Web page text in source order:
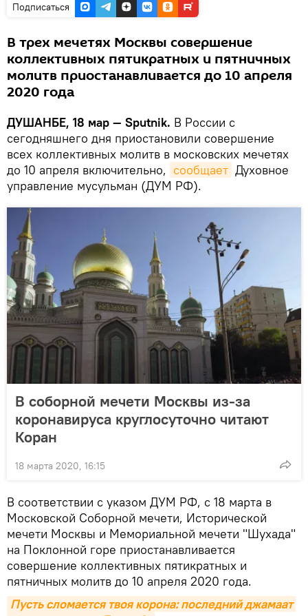
Подписаться
В трех мечетях Москвы совершение
коллективных пятикратных и пятничных
молитв приостанавливается до 10 апреля
2020 года
ДУШАНБЕ, 18 мар — Sputnik. В России с
сегодняшнего дня приостановили совершение
всех коллективных молитв в московских мечетях
до 10 апреля включительно, сообщает Духовное
управление мусульман (ДУМ РФ).
В соборной мечети Москвы из-за
коронавируса круглосуточно читают
Коран
18 марта 2020, 16:15
В соответствии с указом ДУМ РФ, с 18 марта в
Московской Соборной мечети, Исторической
мечети Москвы и Мемориальной мечети "Шухада"
на Поклонной горе приостанавливается
совершение коллективных пятикратных и
пятничных молитв до 10 апреля 2020 года.
Пусть сломается твоя корона: последний джамаат